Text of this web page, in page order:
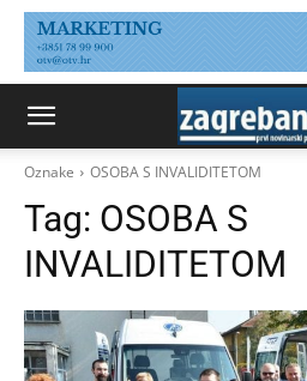
Oznake OSOBA S INVALIDITETOM
Tag: OSOBA S
INVALIDITETOM